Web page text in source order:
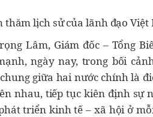
lịch sử của lãnh đạo Việt
Lâm, Giám đốc – Tổng
ngày nay, trong bối
giữa hai nước chính là
nhau, tiếp tục kiên định sự
triển kinh tế – xã hội ở